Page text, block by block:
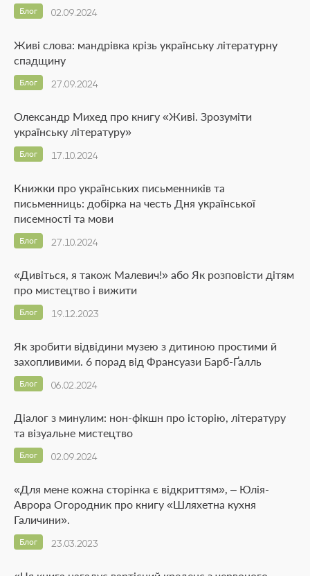
02.09.2024
Блог
Живі слова: мандрівка крізь українську літературну
спадщину
27.09.2024
Блог
Олександр Михед про книгу «Живі. Зрозуміти
українську літературу»
17.10.2024
Блог
Книжки про українських письменників та
письменниць: добірка на честь Дня української
писемності та мови
27.10.2024
Блог
«Дивіться, я також Малевич!» або Як розповісти дітям
про мистецтво і вижити
19.12.2023
Блог
Як зробити відвідини музею з дитиною простими й
захопливими. 6 порад від Франсуази Барб-Ґалль
06.02.2024
Блог
Діалог з минулим: нон-фікшн про історію, літературу
та візуальне мистецтво
02.09.2024
Блог
«Для мене кожна сторінка є відкриттям», – Юлія-
Аврора Огородник про книгу «Шляхетна кухня
Галичини».
23.03.2023
Блог